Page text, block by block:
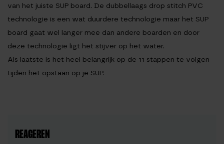
van het juiste SUP board. De dubbellaags drop stitch PVC
technologie is een wat duurdere technologie maar het SUP
board gaat wel langer mee dan andere boarden en door
deze technologie ligt het stijver op het water.
Als laatste is het heel belangrijk op de 11 stappen te volgen
tijden het opstaan op je SUP.
REAGEREN